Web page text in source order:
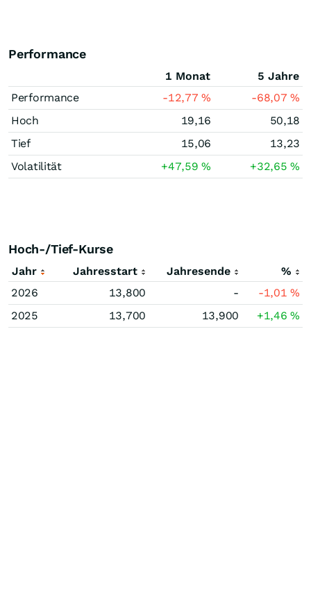
Performance
1 Monat
5 Jahre
Performance
-12,77% -68,07%
Hoch
19,16
50,18
Tief
15,06
13,23
Volatilität
+47,59% +32,65%
Hoch-/Tief-Kurse
Jahr Jahresstart Jahresende
%
2026
13,800 - -1,01%
2025
13,700 13,900 +1,46%